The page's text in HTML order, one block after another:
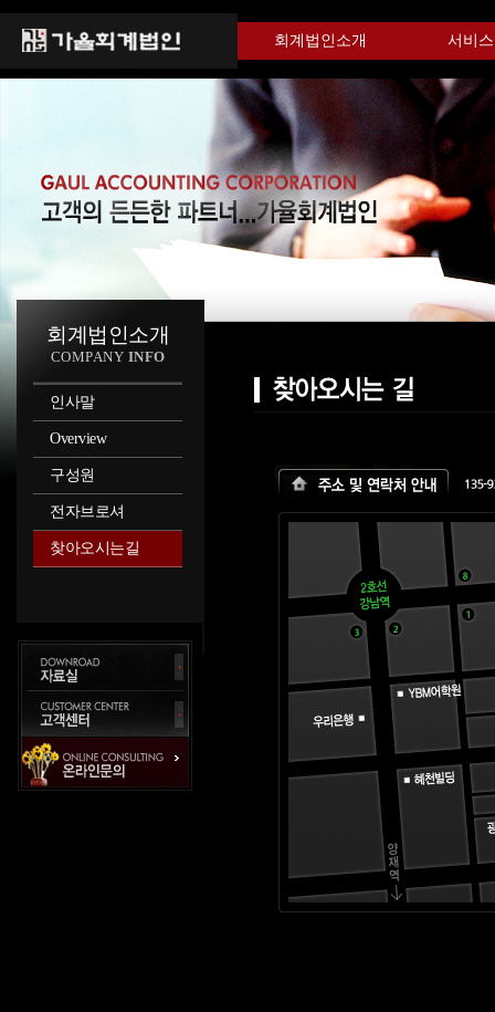
회계법인소개 서비
회계법인소개
COMPANY INFO
인사말
Overview
구성원
전자브로셔
찾아오시는길